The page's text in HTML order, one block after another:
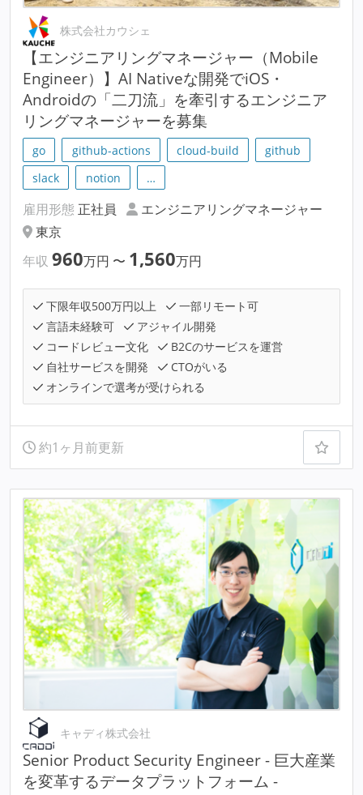
株式会社カウシェ
【エンジニアリングマネージャー（Mobile
Engineer）】AI Nativeな開発でiOS・
Androidの「二刀流」を牽引するエンジニア
リングマネージャーを募集
go github-actions cloud-build
github
slack
notion …
雇用形態 正社員
エンジニアリングマネージャー
東京
年収 960万円 〜 1,560万円
下限年収500万円以上
一部リモート可
言語未経験可
アジャイル開発
コードレビュー文化
B2Cのサービスを運営
自社サービスを開発
CTOがいる
オンラインで選考が受けられる
約1ヶ月前更新
キャディ株式会社
Senior Product Security Engineer - 巨大産業
を変革するデータプラットフォーム -